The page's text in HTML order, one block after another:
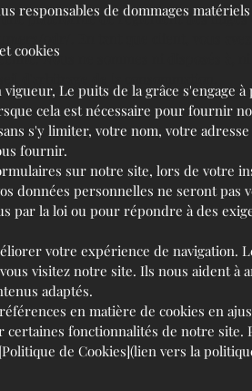
plateforme de règlement des litiges
Nous ne sommes ni disposés à,
responsables de dommages
cookies
Le puits de la grâce s'engage
cela est nécessaire pour fournir
s'y limiter, votre nom, votre
fournir.
sur notre site, lors de votre
données personnelles ne seront pas
par la loi ou pour répondre à des
votre expérience de navigation.
visitez notre site. Ils nous aident à
adaptés.
en matière de cookies en
certaines fonctionnalités de notre
de Cookies](lien vers la